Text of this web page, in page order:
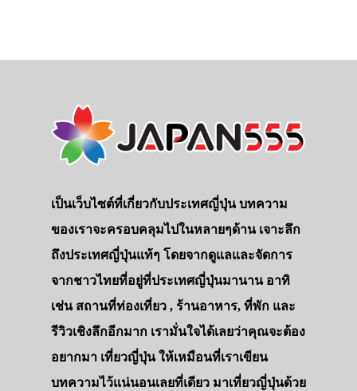
เป็นเว็บไซต์ที่เกี่ยวกับประเทศญี่ปุ่น บทความ
ของเราจะครอบคลุมไปในหลายๆด้าน เจาะลึก
ถึงประเทศญี่ปุ่นแท้ๆ โดยจากดูแลและจัดการ
จากชาวไทยที่อยู่ที่ประเทศญี่ปุ่นมานาน อาทิ
เช่น สถานที่ท่องเที่ยว , ร้านอาหาร, ที่พัก และ
รีวิวเชิงลึกอีกมาก เรามั่นใจได้เลยว่าคุณจะต้อง
อยากมา เที่ยวญี่ปุ่น ให้เหมือนที่เราเขียน
บทความไว้แน่นอนเลยที่เดียว มาเที่ยวญี่ปุ่นด้วย